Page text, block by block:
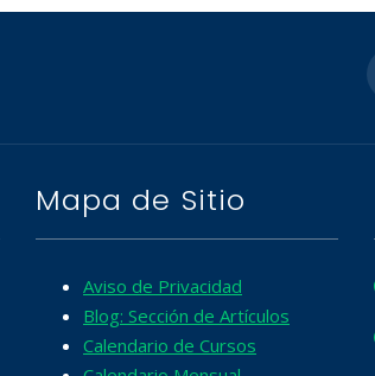
Mapa de Sitio
Aviso de Privacidad
Blog: Sección de Artículos
Calendario de Cursos